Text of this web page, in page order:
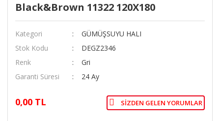
Black&Brown 11322 120X180
Kategori
GÜMÜŞSUYU HALI
Stok Kodu
DEGZ2346
Renk
Gri
Garanti Süresi
24 Ay
0,00 TL SIZDEN GELEN YORUMLAR